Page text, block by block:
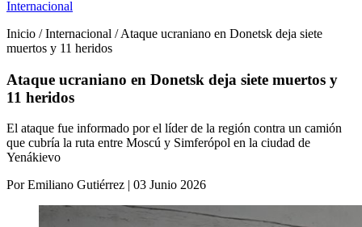
Internacional
Inicio / Internacional / Ataque ucraniano en Donetsk deja siete
muertos y 11 heridos
Ataque ucraniano en Donetsk deja siete muertos y
11 heridos
El ataque fue informado por el líder de la región contra un camión
que cubría la ruta entre Moscú y Simferópol en la ciudad de
Yenákievo
Por Emiliano Gutiérrez | 03 Junio 2026